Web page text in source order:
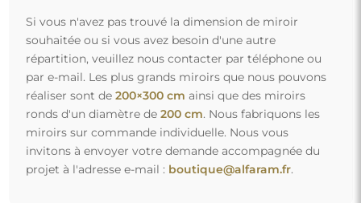
Si vous n'avez pas trouvé la dimension de miroir
souhaitée ou si vous avez besoin d'une autre
répartition, veuillez nous contacter par téléphone ou
par e-mail. Les plus grands miroirs que nous pouvons
réaliser sont de 200×300 cm ainsi que des miroirs
ronds d'un diamètre de 200 cm. Nous fabriquons les
miroirs sur commande individuelle. Nous vous
invitons à envoyer votre demande accompagnée du
projet à l'adresse e-mail : boutique@alfaram.fr.